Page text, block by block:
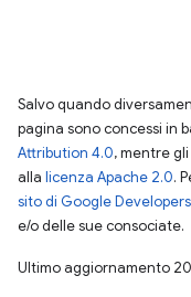
Salvo quando
pagina sono concessi in
Attribution 4.0, mentre
alla licenza Apache 2.0.
sito di Google Developers
e/o delle sue consociate.
Ultimo aggiornamento